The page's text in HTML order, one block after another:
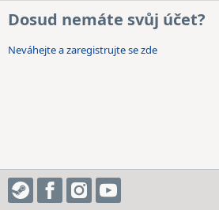
Dosud nemáte svůj účet?
Neváhejte a zaregistrujte se zde